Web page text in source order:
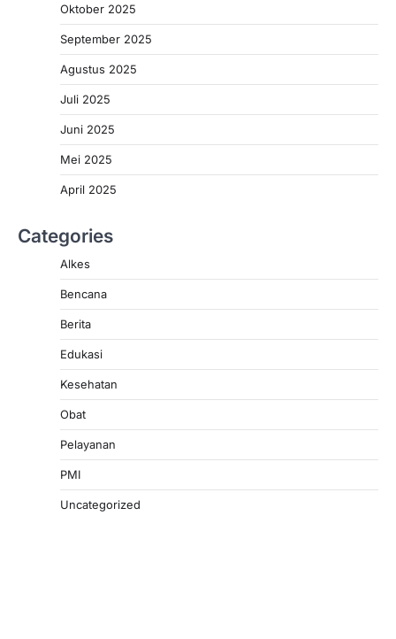
Oktober 2025
September 2025
Agustus 2025
Juli 2025
Juni 2025
Mei 2025
April 2025
Categories
Alkes
Bencana
Berita
Edukasi
Kesehatan
Obat
Pelayanan
PMI
Uncategorized